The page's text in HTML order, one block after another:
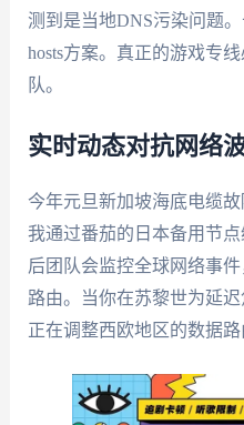
测到是当地DNS污染问题
hosts方案。真正的游戏专
队。
实时动态对抗网络
今年元旦新加坡海底电缆故
我通过番茄的日本备用节
后团队会监控全球网络事
路由。当你在苏黎世为延
正在调整西欧地区的数据路